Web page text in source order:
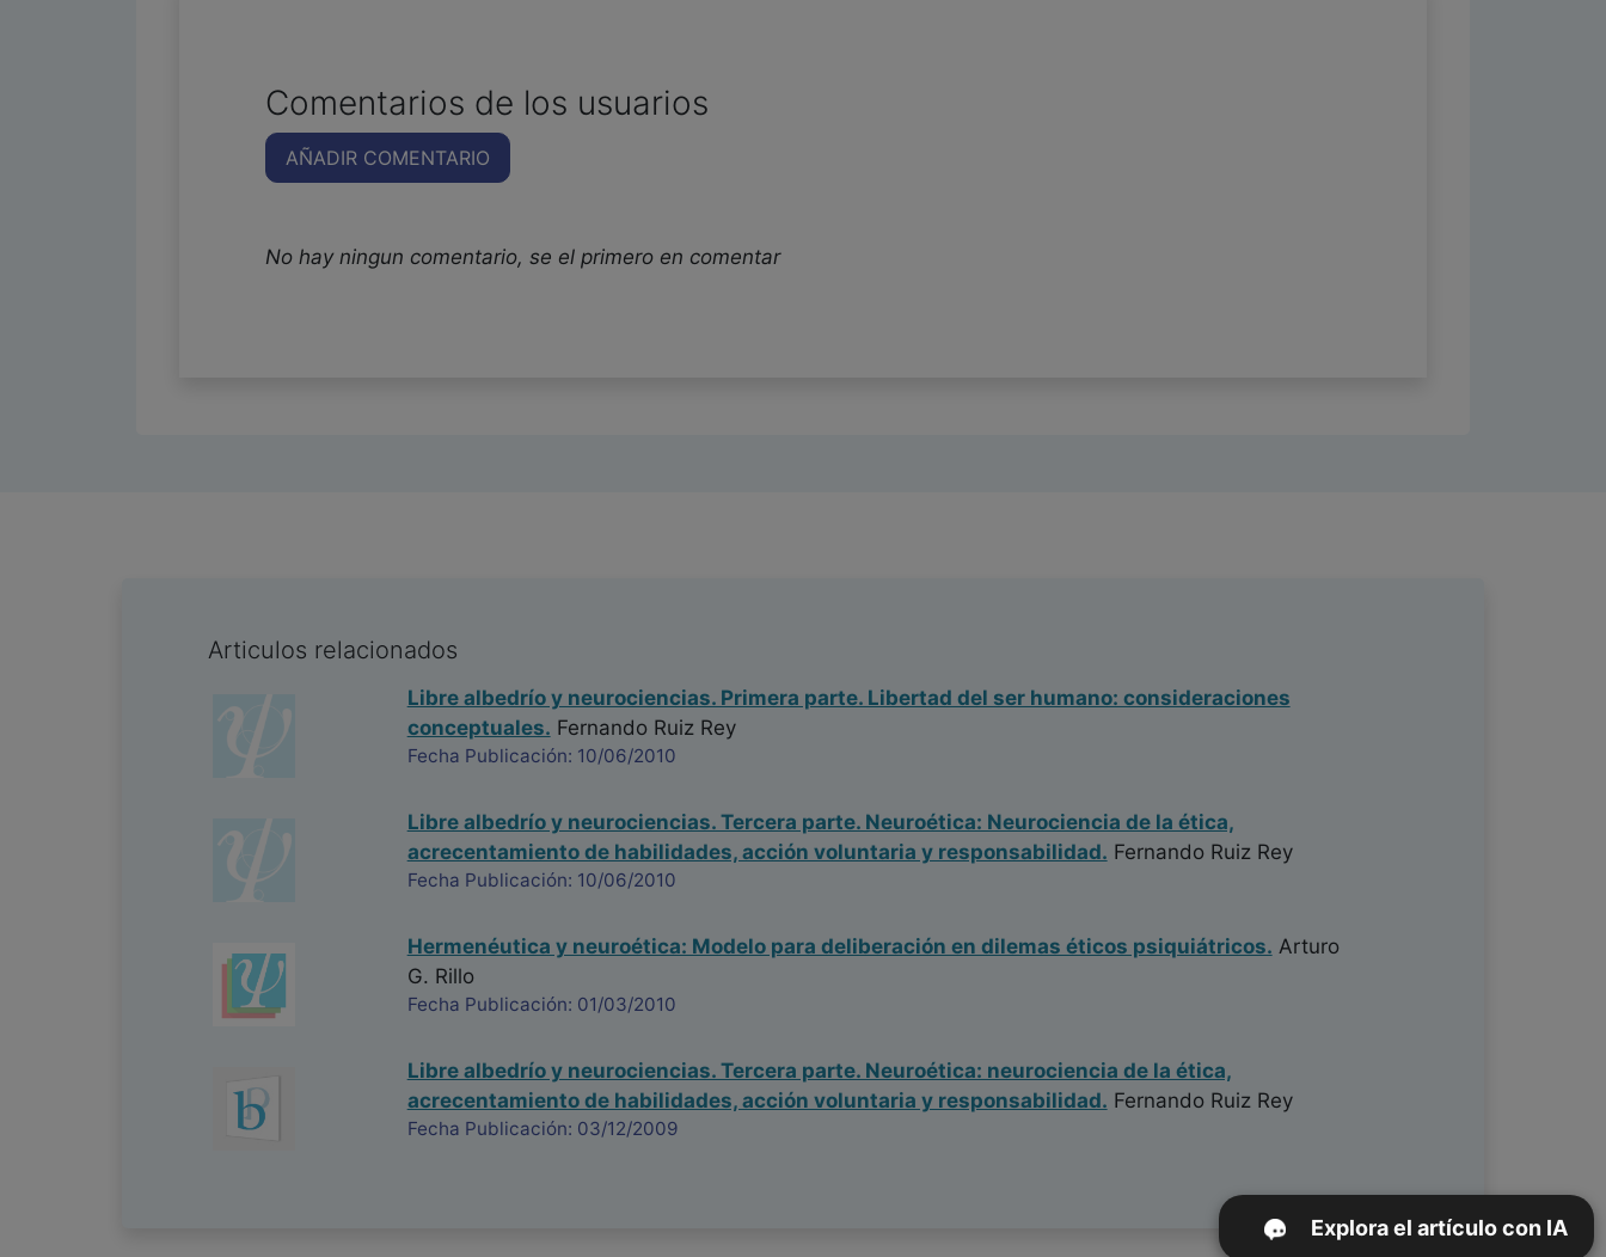
Comentarios de los usuarios
AÑADIR COMENTARIO
No hay ningun comentario, se el primero en comentar
Articulos relacionados
Libre albedrío y neurociencias. Primera parte. Libertad del ser humano: consideraciones
conceptuales. Fernando Ruiz Rey
Fecha Publicación: 10/06/2010
Libre albedrío y neurociencias. Tercera parte. Neuroética: Neurociencia de la ética,
acrecentamiento de habilidades, acción voluntaria y responsabilidad. Fernando Ruiz Rey
Fecha Publicación: 10/06/2010
Hermenéutica y neuroética: Modelo para deliberación en dilemas éticos psiquiátricos. Arturo
G. Rillo
Fecha Publicación: 01/03/2010
Libre albedrío y neurociencias. Tercera parte. Neuroética: neurociencia de la ética,
acrecentamiento de habilidades, acción voluntaria y responsabilidad. Fernando Ruiz Rey
Fecha Publicación: 03/12/2009
Explora el artículo con IA